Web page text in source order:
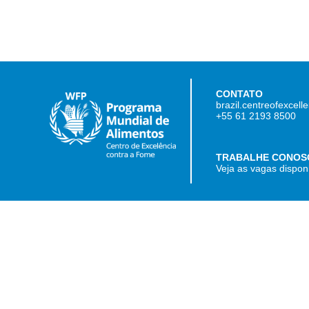
CONTATO
+55 61 2193 8500
TRABALHE
Veja as vagas